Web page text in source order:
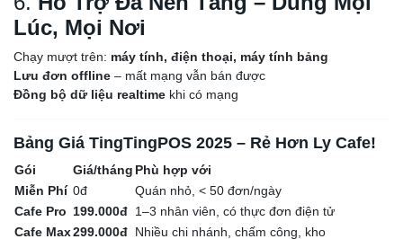
Lúc, Mọi Nơi
Chạy mượt trên: máy tính, điện thoại, máy tính bảng
Lưu đơn offline – mất mạng vẫn bán được
Đồng bộ dữ liệu realtime khi có mạng
Bảng Giá TingTingPOS 2025 – Rẻ Hơn Ly Cafe!
Gói Giá/tháng Phù hợp với
Miễn Phí 0đ
Quán nhỏ, < 50 đơn/ngày
Cafe Pro 199.000đ 1–3 nhân viên, có thực đơn điện tử
Cafe Max299.000đ Nhiều chi nhánh, chấm công, kho